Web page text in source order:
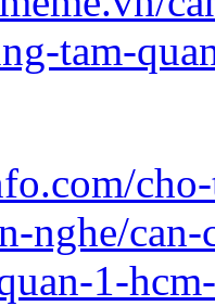
tam-
nghe/
1-